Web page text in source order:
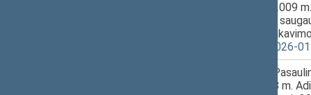
Įstatymo „Dėl 2009
konvencijos dėl
perdirbimo
XVP-1079(2) 2026-
Įstatymo „Dėl
Stambule, 2018 m.